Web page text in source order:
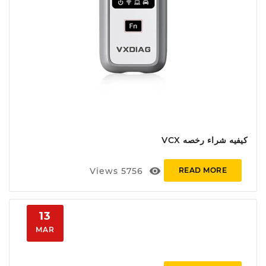
كيفيه شراء رخصه VCX
READ MORE
visibility
13
MAR